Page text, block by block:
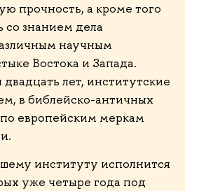
прочность, а кроме того
знанием дела
научным
Востока и Запада.
лет, институтские
в библейско-античных
европейским меркам
институту исполнится
уже четыре года под